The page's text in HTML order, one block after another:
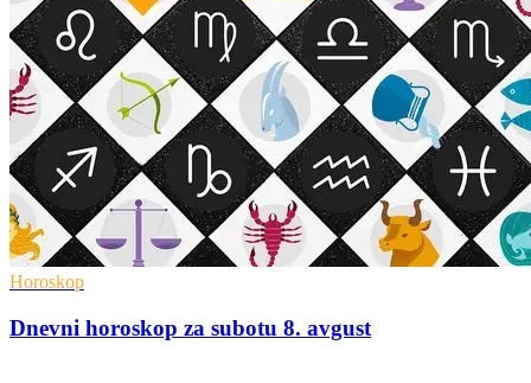
Horoskop
Dnevni horoskop za subotu 8. avgust